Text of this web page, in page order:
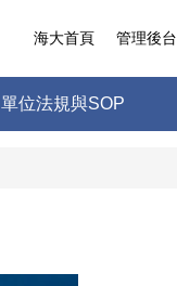
單位法規與SOP
海大首頁 管理後台